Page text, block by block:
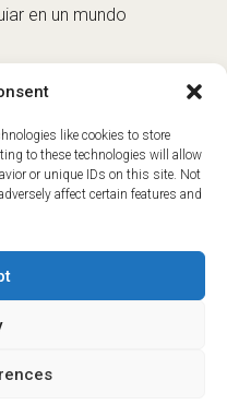
like cookies to store
to these technologies will allow
or unique IDs on this site. Not
affect certain features and
en un mundo
en Flaine
el verano? Bueno,
verano, pero merece
el increíble paisaje sin
que es
System is now in place.